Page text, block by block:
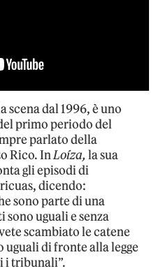
scena dal 1996, è uno
primo periodo del
parlato della
Rico. InLoíza, la sua
gli episodi di
dicendo:
sono parte di una
uguali e senza
scambiato le catene
uguali di fronte alla legge
i tribunali”.